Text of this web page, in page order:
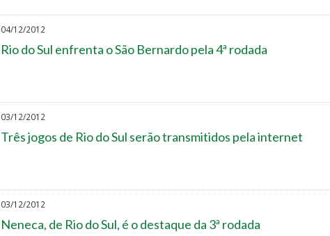
04/12/2012
Rio do Sul enfrenta o São Bernardo pela 4ª rodada
03/12/2012
Três jogos de Rio do Sul serão transmitidos pela internet
03/12/2012
Neneca, de Rio do Sul, é o destaque da 3ª rodada